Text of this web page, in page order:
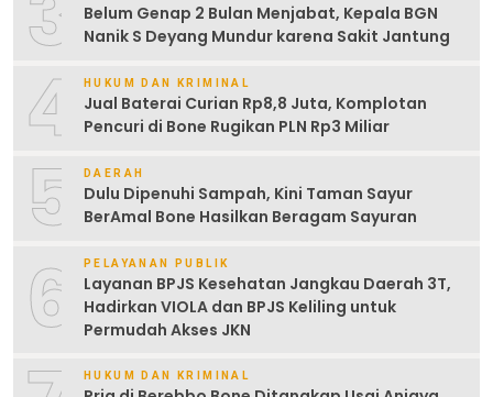
Belum Genap 2 Bulan Menjabat, Kepala BGN
Nanik S Deyang Mundur karena Sakit Jantung
4 HUKUM DAN KRIMINAL
Jual Baterai Curian Rp8,8 Juta, Komplotan
Pencuri di Bone Rugikan PLN Rp3 Miliar
5 DAERAH
Dulu Dipenuhi Sampah, Kini Taman Sayur
BerAmal Bone Hasilkan Beragam Sayuran
6 PELAYANAN PUBLIK
Layanan BPJS Kesehatan Jangkau Daerah 3T,
Hadirkan VIOLA dan BPJS Keliling untuk
Permudah Akses JKN
HUKUM DAN KRIMINAL